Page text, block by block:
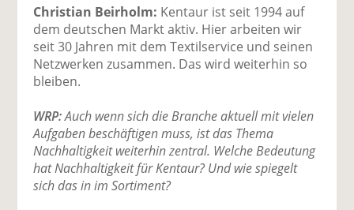
Christian Beirholm: Kentaur ist seit 1994 auf
dem deutschen Markt aktiv. Hier arbeiten wir
seit 30 Jahren mit dem Textilservice und seinen
Netzwerken zusammen. Das wird weiterhin so
bleiben.
WRP:Auch wenn sich die Branche aktuell mit vielen
Aufgaben beschäftigen muss, ist das Thema
Nachhaltigkeit weiterhin zentral. Welche Bedeutung
hat Nachhaltigkeit für Kentaur? Und wie spiegelt
sich das in im Sortiment?